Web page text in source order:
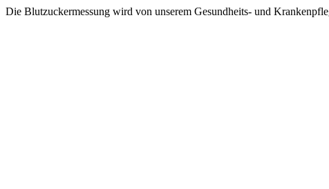
Die Blutzuckermessung wird von unserem Gesundheits- und